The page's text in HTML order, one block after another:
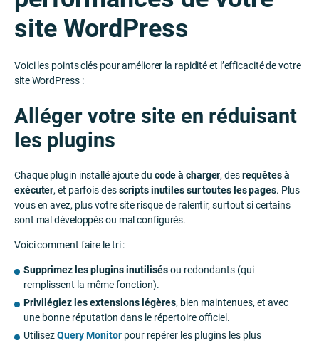
site WordPress
Voici les points clés pour améliorer la rapidité et l’efficacité de votre
site WordPress :
Alléger votre site en réduisant
les plugins
Chaque plugin installé ajoute du code à charger, desrequêtes à
exécuter, et parfois desscripts inutiles sur toutes les pages. Plus
vous en avez, plus votre site risque de ralentir, surtout si certains
sont mal développés ou mal configurés.
Voici comment faire le tri :
Supprimez les plugins inutilisésou redondants (qui
remplissent la même fonction).
Privilégiez les extensions légères, bien maintenues, et avec
une bonne réputation dans le répertoire officiel.
UtilisezQuery Monitorpour repérer les plugins les plus